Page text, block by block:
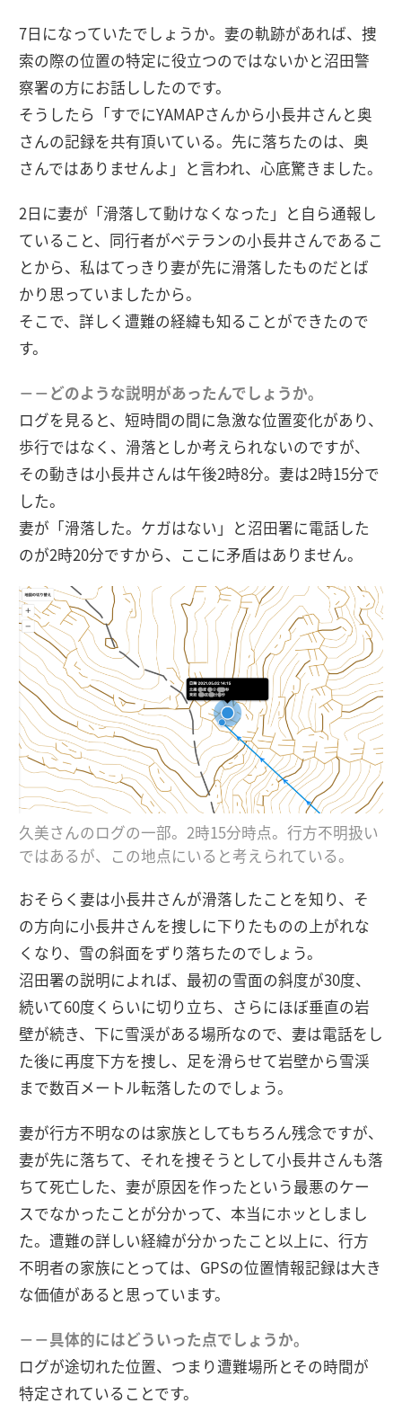
7日になっていたでしょうか。妻の軌跡があれば、捜
索の際の位置の特定に役立つのではないかと沼田警
察署の方にお話ししたのです。
そうしたら「すでにYAMAPさんから小長井さんと奥
さんの記録を共有頂いている。先に落ちたのは、奥
さんではありませんよ」と言われ、心底驚きました。
2日に妻が「滑落して動けなくなった」と自ら通報し
ていること、同行者がベテランの小長井さんであるこ
とから、私はてっきり妻が先に滑落したものだとば
かり思っていましたから。
そこで、詳しく遭難の経緯も知ることができたので
す。
－－どのような説明があったんでしょうか。
ログを見ると、短時間の間に急激な位置変化があり、
歩行ではなく、滑落としか考えられないのですが、
その動きは小長井さんは午後2時8分。妻は2時15分で
した。
妻が「滑落した。ケガはない」と沼田署に電話した
のが2時20分ですから、ここに矛盾はありません。
久美さんのログの一部。2時15分時点。行方不明扱い
ではあるが、この地点にいると考えられている。
おそらく妻は小長井さんが滑落したことを知り、そ
の方向に小長井さんを捜しに下りたものの上がれな
くなり、雪の斜面をずり落ちたのでしょう。
沼田署の説明によれば、最初の雪面の斜度が30度、
続いて60度くらいに切り立ち、さらにほぼ垂直の岩
壁が続き、下に雪渓がある場所なので、妻は電話をし
た後に再度下方を捜し、足を滑らせて岩壁から雪渓
まで数百メートル転落したのでしょう。
妻が行方不明なのは家族としてもちろん残念ですが、
妻が先に落ちて、それを捜そうとして小長井さんも落
ちて死亡した、妻が原因を作ったという最悪のケー
スでなかったことが分かって、本当にホッとしまし
た。遭難の詳しい経緯が分かったこと以上に、行方
不明者の家族にとっては、GPSの位置情報記録は大き
な価値があると思っています。
－－具体的にはどういった点でしょうか。
ログが途切れた位置、つまり遭難場所とその時間が
特定されていることです。